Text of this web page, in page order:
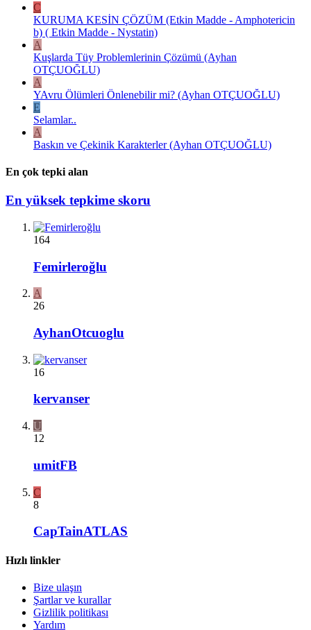
C
KURUMA KESİN ÇÖZÜM (Etkin Madde - Amphotericin
b) ( Etkin Madde - Nystatin)
A
Kuşlarda Tüy Problemlerinin Çözümü (Ayhan
OTÇUOĞLU)
A
YAvru Ölümleri Önlenebilir mi? (Ayhan OTÇUOĞLU)
E
Selamlar..
A
Baskın ve Çekinik Karakterler (Ayhan OTÇUOĞLU)
En çok tepki alan
En yüksek tepkime skoru
164
Femirleroğlu
A
26
AyhanOtcuoglu
16
kervanser
U
12
umitFB
C
8
CapTainATLAS
Hızlı linkler
Bize ulaşın
Şartlar ve kurallar
Gizlilik politikası
Yardım